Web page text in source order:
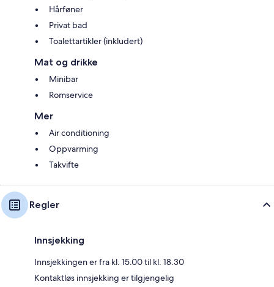
Hårføner
Privat bad
Toalettartikler (inkludert)
Mat og drikke
Minibar
Romservice
Mer
Air conditioning
Oppvarming
Takvifte
Regler
Innsjekking
Innsjekkingen er fra kl. 15.00 til kl. 18.30
Kontaktløs innsjekking er tilgjengelig